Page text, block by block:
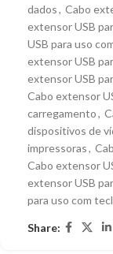
dados, Cabo
extensor USB
USB para uso
extensor USB
extensor USB
Cabo extensor
carregamento,
dispositivos de
impressoras,
Cabo extensor
extensor USB
para uso com
Share: